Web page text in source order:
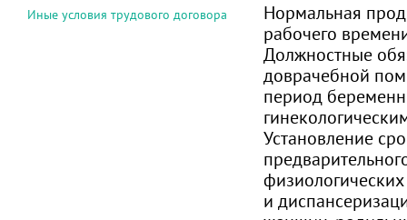
Иные условия трудового договора
Нормальная
рабочего
Должностные
доврачебной
период
Установление
и